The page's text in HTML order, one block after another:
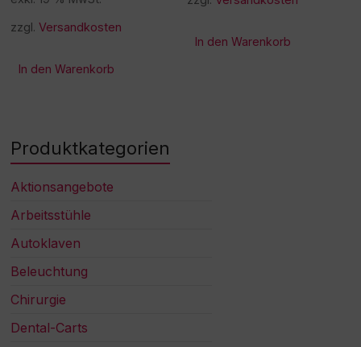
zzgl.Versandkosten
In den Warenkorb
In den Warenkorb
Produktkategorien
Aktionsangebote
Arbeitsstühle
Autoklaven
Beleuchtung
Chirurgie
Dental-Carts